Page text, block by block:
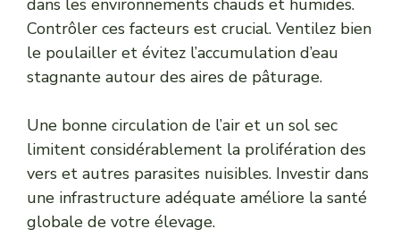
dans les environnements chauds et humides.
Contrôler ces facteurs est crucial. Ventilez bien
le poulailler et évitez l’accumulation d’eau
stagnante autour des aires de pâturage.
Une bonne circulation de l’air et un sol sec
limitent considérablement la prolifération des
vers et autres parasites nuisibles. Investir dans
une infrastructure adéquate améliore la santé
globale de votre élevage.